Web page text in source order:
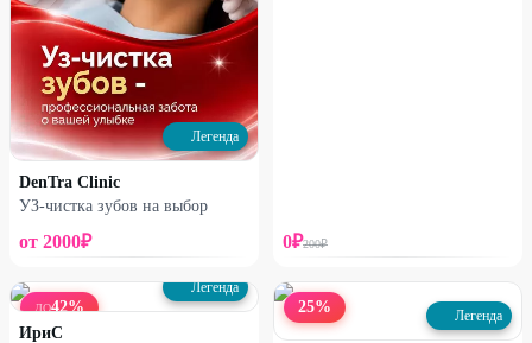
Легенда
DenTra Clinic
УЗ-чистка зубов на выбор
от 2000₽ 0₽200₽
ДО42%
Легенда
ИриС
25% Легенда